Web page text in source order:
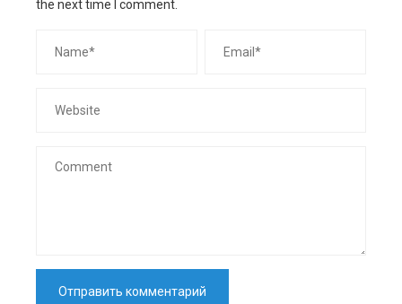
the next time I comment.